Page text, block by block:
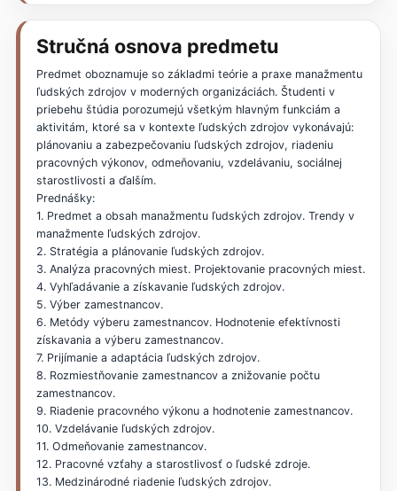
Stručná osnova predmetu
Predmet oboznamuje so základmi teórie a praxe manažmentu
ľudských zdrojov v moderných organizáciách. Študenti v
priebehu štúdia porozumejú všetkým hlavným funkciám a
aktivitám, ktoré sa v kontexte ľudských zdrojov vykonávajú:
plánovaniu a zabezpečovaniu ľudských zdrojov, riadeniu
pracovných výkonov, odmeňovaniu, vzdelávaniu, sociálnej
starostlivosti a ďalším.
Prednášky:
1. Predmet a obsah manažmentu ľudských zdrojov. Trendy v
manažmente ľudských zdrojov.
2. Stratégia a plánovanie ľudských zdrojov.
3. Analýza pracovných miest. Projektovanie pracovných miest.
4. Vyhľadávanie a získavanie ľudských zdrojov.
5. Výber zamestnancov.
6. Metódy výberu zamestnancov. Hodnotenie efektívnosti
získavania a výberu zamestnancov.
7. Prijímanie a adaptácia ľudských zdrojov.
8. Rozmiestňovanie zamestnancov a znižovanie počtu
zamestnancov.
9. Riadenie pracovného výkonu a hodnotenie zamestnancov.
10. Vzdelávanie ľudských zdrojov.
11. Odmeňovanie zamestnancov.
12. Pracovné vzťahy a starostlivosť o ľudské zdroje.
13. Medzinárodné riadenie ľudských zdrojov.